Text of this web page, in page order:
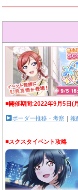
■開催期間:2022年9月5日(
ボーダー推移・考察 ｜報
■スクスタイベント攻略